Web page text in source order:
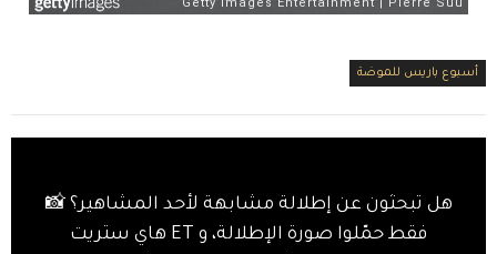
أسبوع باريس للموضة
هل تبحثون عن إطلالة مشابهة لأحد المشاهير؟ 📸
فقط حمّلوا صورة الإطلالة، و ET هاي ستريت